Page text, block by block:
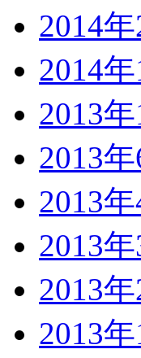
2014
2014
2013
2013
2013
2013
2013
2013